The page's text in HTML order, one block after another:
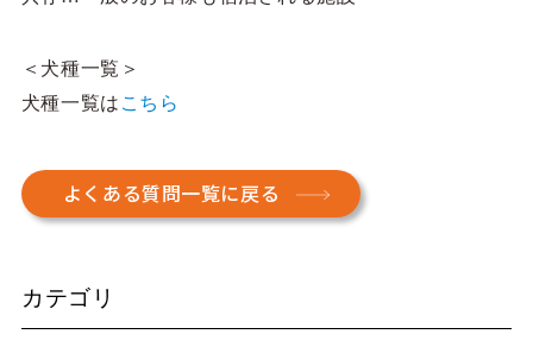
＜犬種一覧＞
犬種一覧は こちら
よくある質問一覧に戻る
カテゴリ